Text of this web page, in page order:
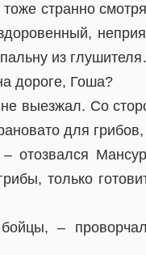
странно
из
дороге, Гоша?
выезжал. Со
для
отозвался
только
–